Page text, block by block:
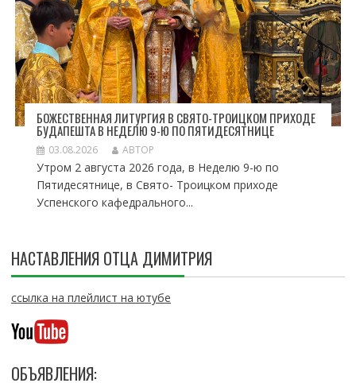
БОЖЕСТВЕННАЯ ЛИТУРГИЯ В СВЯТО-ТРОИЦКОМ ПРИХОДЕ
БУДАПЕШТА В НЕДЕЛЮ 9-Ю ПО ПЯТИДЕСЯТНИЦЕ
03.08.2026 АВТОР
Утром 2 августа 2026 года, в Неделю 9-ю по
Пятидесятнице, в Свято- Троицком приходе
Успенского кафедрального...
НАСТАВЛЕНИЯ ОТЦА ДИМИТРИЯ
ссылка на плейлист на ютубе
ОБЪЯВЛЕНИЯ: